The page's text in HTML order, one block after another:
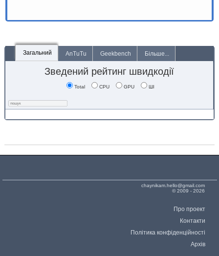
Загальний AnTuTu Geekbench Більше...
Зведений рейтинг швидкодії
Total CPU GPU ШІ
chaynikam.hello@gmail.com
© 2009 - 2026
Про проект
Контакти
Політика конфіденційності
Архів